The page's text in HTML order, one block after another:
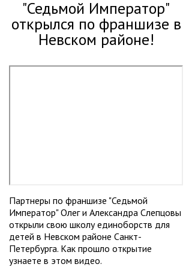
"Седьмой Император"
открылся по франшизе в
Невском районе!
Партнеры по франшизе "Седьмой
Император" Олег и Александра Слепцовы
открыли свою школу единоборств для
детей в Невском районе Санкт-
Петербурга. Как прошло открытие
узнаете в этом видео.